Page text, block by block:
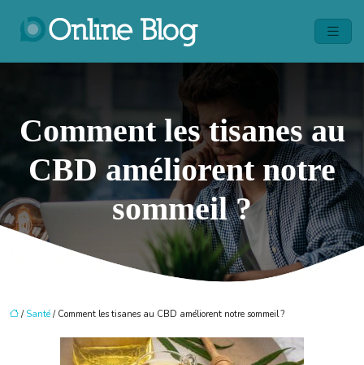
Comment les tisanes au
CBD améliorent notre
sommeil ?
/ Santé / Comment les tisanes au CBD améliorent notre sommeil ?